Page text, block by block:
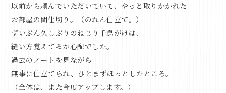
以前から頼んでいただいていて、やっと取りかかれた
お部屋の間仕切り。（のれん仕立て。）
ずいぶん久しぶりのねじり千鳥がけは、
縫い方覚えてるか心配でした。
過去のノートを見ながら
無事に仕立てられ、ひとまずほっとしたところ。
（全体は、また今度アップします。）